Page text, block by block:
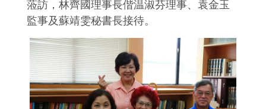
蒞訪，林齊國理事長偕温淑芬理事、袁金玉
監事及蘇靖雯秘書長接待。